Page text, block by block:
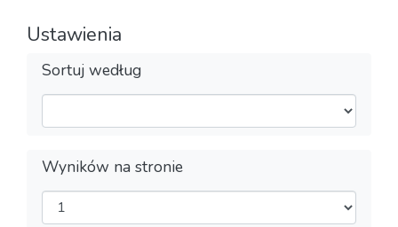
Ustawienia
Sortuj według
Wyników na stronie